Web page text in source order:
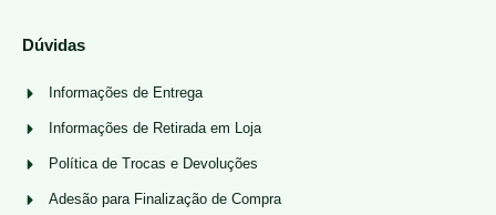
Dúvidas
Informações de Entrega
Informações de Retirada em Loja
Política de Trocas e Devoluções
Adesão para Finalização de Compra